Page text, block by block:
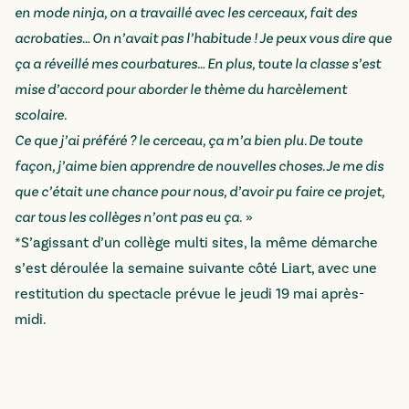
en mode ninja, on a travaillé avec les cerceaux, fait des
acrobaties… On n’avait pas l’habitude ! Je peux vous dire que
ça a réveillé mes courbatures… En plus, toute la classe s’est
mise d’accord pour aborder le thème du harcèlement
scolaire.
Ce que j’ai préféré ? le cerceau, ça m’a bien plu. De toute
façon, j’aime bien apprendre de nouvelles choses. Je me dis
que c’était une chance pour nous, d’avoir pu faire ce projet,
car tous les collèges n’ont pas eu ça. »
*S’agissant d’un collège multi sites, la même démarche
s’est déroulée la semaine suivante côté Liart, avec une
restitution du spectacle prévue le jeudi 19 mai après-
midi.